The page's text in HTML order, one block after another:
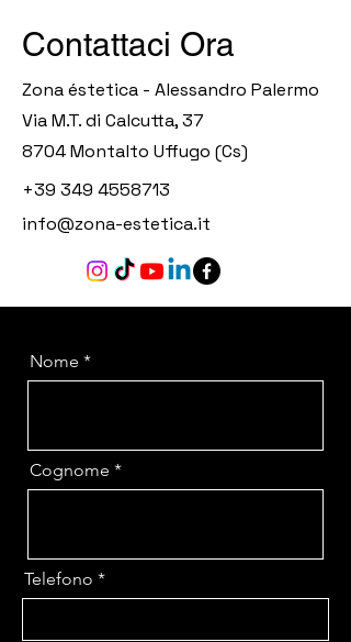
Contattaci Ora
Zona éstetica - Alessandro Palermo
Via M.T. di Calcutta, 37
8704 Montalto Uffugo (Cs)
+39 349 4558713
info@zona-estetica.it
Nome
Cognome
Telefono